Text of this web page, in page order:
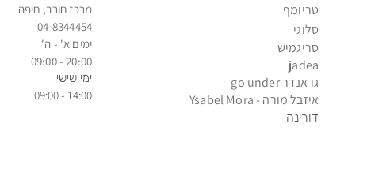
מרכז חורב, חיפה
04-8344454
ימים א' - ה'
20:00 - 09:00
ימי שישי
14:00 - 09:00
טריומף
סלוגי
סריגמיש
jadea
גו אנדר go under
איזבל מורה - Ysabel Mora
דורינה